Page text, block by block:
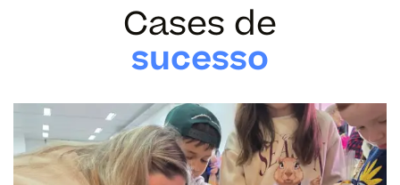
Cases de
sucesso